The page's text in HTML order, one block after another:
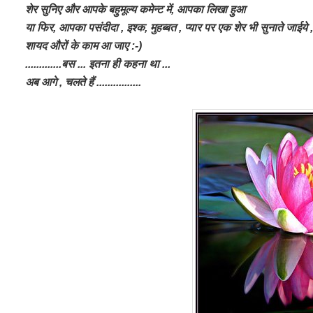
शेर सुनिए और आपके बहुमूल्य कमेन्ट में, आपका लिखा हुआ
या फिर, आपका पसंदीदा , इश्क, मुहब्बत , प्यारपर एक शेर भी सुनाते जाईये ,
शायद औरों के काम आ जाए :-)
.............बस ... इतना ही कहना था ...
अब आगे , चलते हैं ................